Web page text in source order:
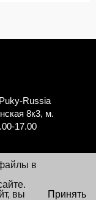
Russia
8к3, м.
17.00
данных ×
в
вы
Принять